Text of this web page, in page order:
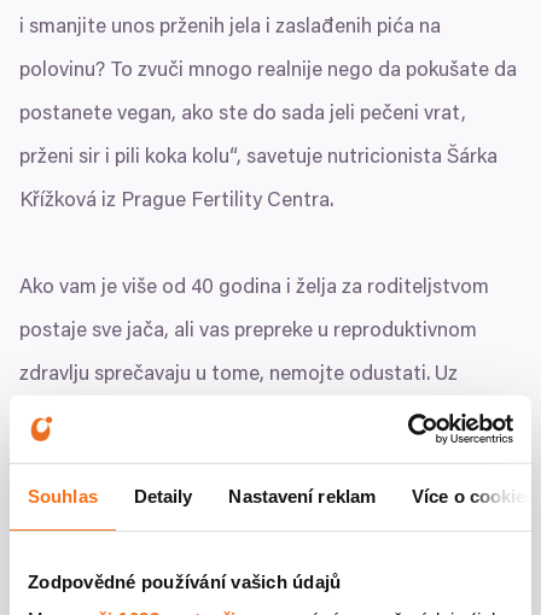
Souhlas Detaily Nastavení reklam Více o cookies
Zodpovědné používání vašich údajů
i smanjite unos prženih jela i zaslađenih pića na
polovinu? To zvuči mnogo realnije nego da pokušate da
postanete vegan, ako ste do sada jeli pečeni vrat,
prženi sir i pili koka kolu“, savetuje nutricionista Šárka
Křížková iz Prague Fertility Centra.
Ako vam je više od 40 godina i želja za roditeljstvom
postaje sve jača, ali vas prepreke u reproduktivnom
zdravlju sprečavaju u tome, nemojte odustati. Uz
stručnu pomoć specijalista, već za nekoliko nedelja
možete doći do pozitivnog testa na trudnoću.
poboljšate svoju kondiciju, nemojte se plašiti da to